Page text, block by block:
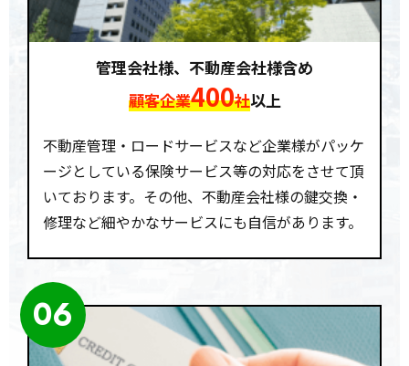
管理会社様、不動産会社様含め
顧客企業400社以上
不動産管理・ロードサービスなど企業様がパッケ
ージとしている保険サービス等の対応をさせて頂
いております。その他、不動産会社様の鍵交換・
修理など細やかなサービスにも自信があります。
06